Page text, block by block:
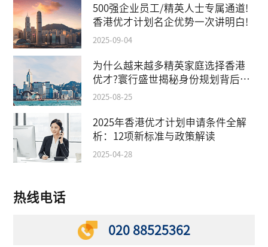
500强企业员工/精英人士专属通道!
香港优才计划名企优势一次讲明白!
2025-09-04
为什么越来越多精英家庭选择香港
优才?寰行盛世揭秘身份规划背后的
教育红利
2025-08-25
2025年香港优才计划申请条件全解
析：12项新标准与政策解读
2025-04-28
热线电话
020 88525362